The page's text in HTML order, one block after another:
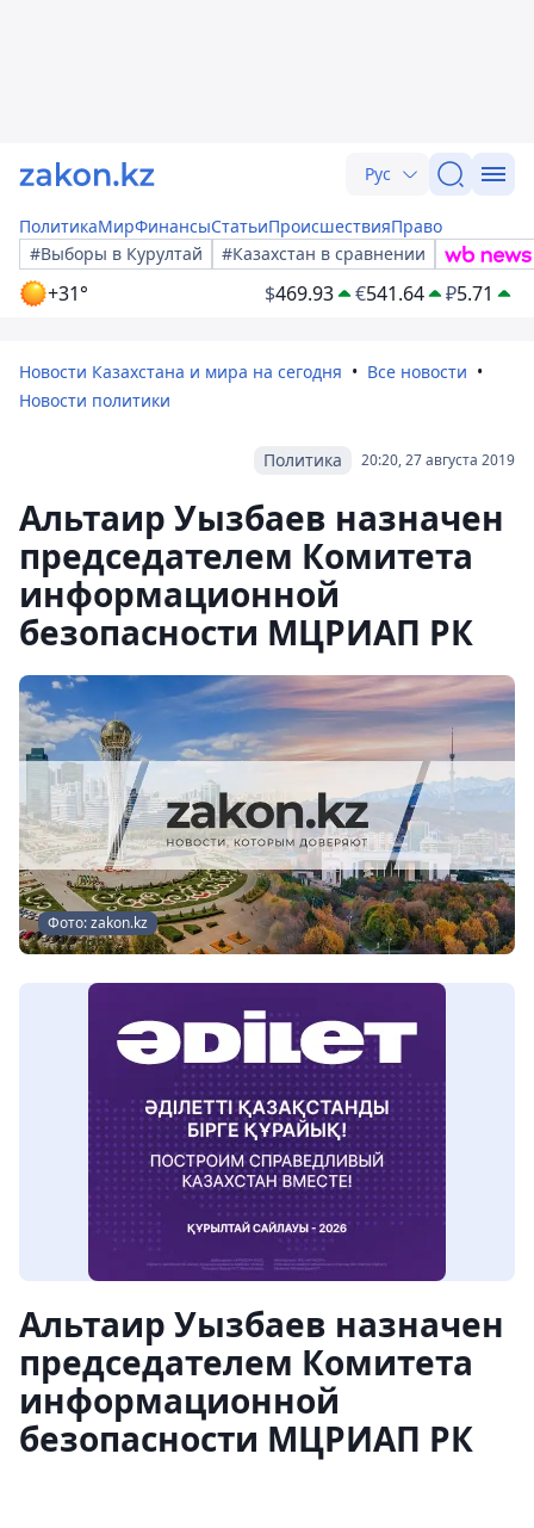
Рус
ПолитикаМирФинансыСтатьиПроисшествияПраво
#Выборы в Курултай
#Казахстан в сравнении
+31° $469.93 €541.64 ₽5.71
Новости Казахстана и мира на сегодня
Все новости
Новости политики
20:20, 27 августа 2019
Политика
Альтаир Уызбаев назначен
председателем Комитета
информационной
безопасности МЦРИАП РК
Фото: zakon.kz
Альтаир Уызбаев назначен
председателем Комитета
информационной
безопасности МЦРИАП РК